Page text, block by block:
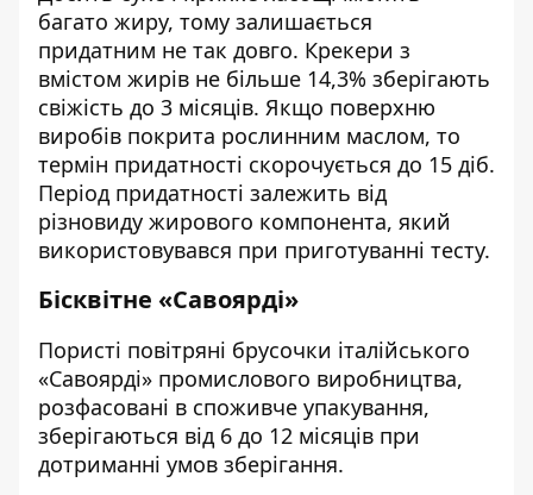
багато жиру, тому залишається
придатним не так довго. Крекери з
вмістом жирів не більше 14,3% зберігають
свіжість до 3 місяців. Якщо поверхню
виробів покрита рослинним маслом, то
термін придатності скорочується до 15 діб.
Період придатності залежить від
різновиду жирового компонента, який
використовувався при приготуванні тесту.
Бісквітне «Савоярді»
Пористі повітряні брусочки італійського
«Савоярді» промислового виробництва,
розфасовані в споживче упакування,
зберігаються від 6 до 12 місяців при
дотриманні умов зберігання.